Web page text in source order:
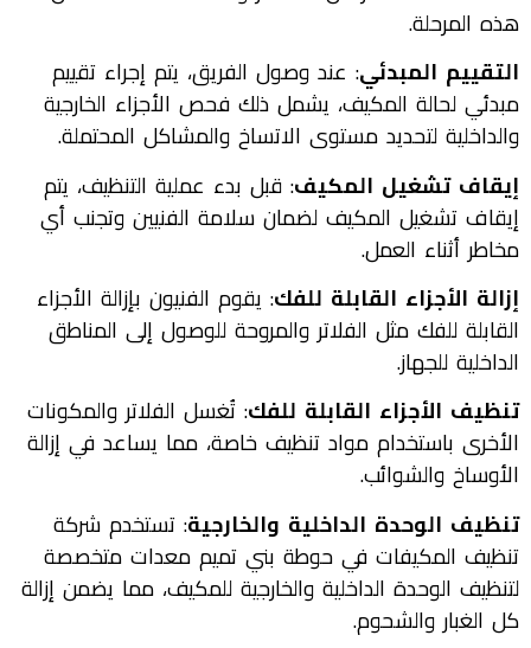
هذه المرحلة.
التقييم المبدئي: عند وصول الفريق، يتم إجراء تقييم
مبدئي لحالة المكيف، يشمل ذلك فحص الأجزاء الخارجية
والداخلية لتحديد مستوى الاتساخ والمشاكل المحتملة.
إيقاف تشغيل المكيف: قبل بدء عملية التنظيف، يتم
إيقاف تشغيل المكيف لضمان سلامة الفنيين وتجنب أي
مخاطر أثناء العمل.
إزالة الأجزاء القابلة للفك: يقوم الفنيون بإزالة الأجزاء
القابلة للفك مثل الفلاتر والمروحة للوصول إلى المناطق
الداخلية للجهاز.
تنظيف الأجزاء القابلة للفك: تُغسل الفلاتر والمكونات
الأخرى باستخدام مواد تنظيف خاصة، مما يساعد في إزالة
الأوساخ والشوائب.
تنظيف الوحدة الداخلية والخارجية: تستخدم شركة
تنظيف المكيفات في حوطة بني تميم معدات متخصصة
لتنظيف الوحدة الداخلية والخارجية للمكيف، مما يضمن إزالة
كل الغبار والشحوم.